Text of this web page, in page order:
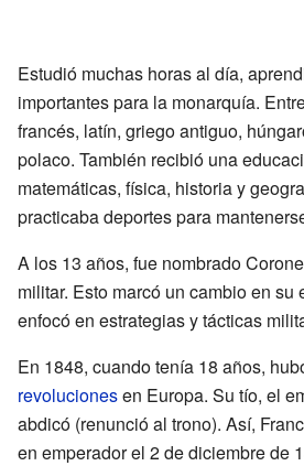
Estudió muchas horas al día,
importantes para la monarquía.
francés, latín, griego antiguo,
polaco. También recibió una
matemáticas, física, historia y
practicaba deportes para
A los 13 años, fue nombrado
militar. Esto marcó un cambio en su
enfocó en estrategias y tácticas
En 1848, cuando tenía 18 años,
revolucionesen Europa. Su tío, el
abdicó (renunció al trono). Así,
en emperador el 2 de diciembre de